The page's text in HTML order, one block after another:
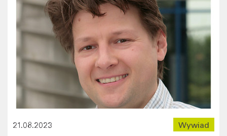
Wywiad
21.08.2023